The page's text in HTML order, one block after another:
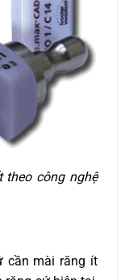
theo công nghệ
cần mài răng ít